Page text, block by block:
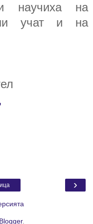
на
учат и на
›
Blogger.